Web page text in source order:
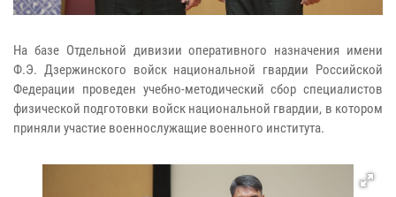
На базе Отдельной дивизии оперативного назначения имени
Ф.Э. Дзержинского войск национальной гвардии Российской
Федерации проведен учебно-методический сбор специалистов
физической подготовки войск национальной гвардии, в котором
приняли участие военнослужащие военного института.